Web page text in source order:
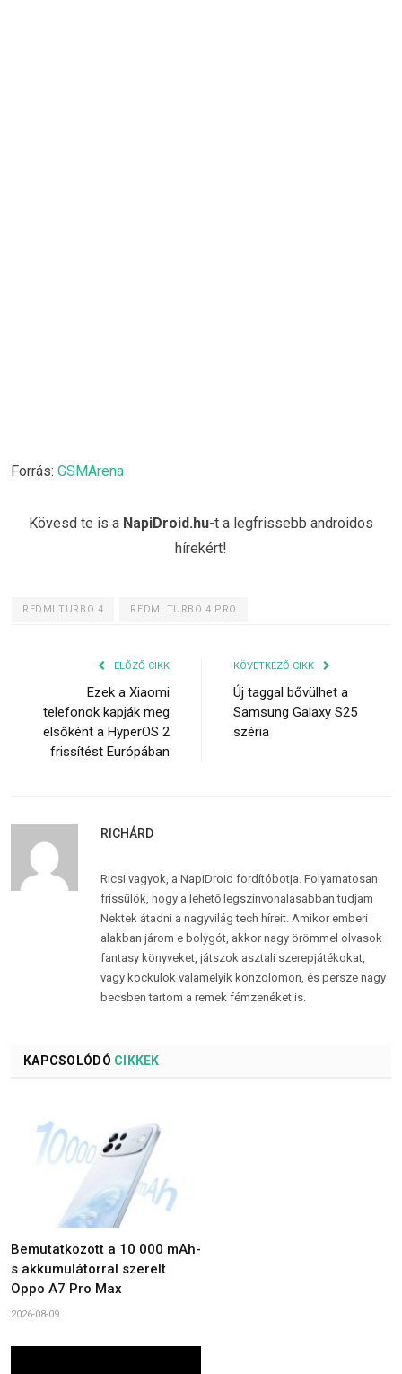
Forrás: GSMArena
Kövesd te is a NapiDroid.hu-t a legfrissebb androidos
hírekért!
REDMI TURBO 4 REDMI TURBO 4 PRO
ELŐZŐ CIKK
Ezek a Xiaomi
telefonok kapják meg
elsőként a HyperOS 2
frissítést Európában
KÖVETKEZŐ CIKK
Új taggal bővülhet a
Samsung Galaxy S25
széria
RICHÁRD
Ricsi vagyok, a NapiDroid fordítóbotja. Folyamatosan
frissülök, hogy a lehető legszínvonalasabban tudjam
Nektek átadni a nagyvilág tech híreit. Amikor emberi
alakban járom e bolygót, akkor nagy örömmel olvasok
fantasy könyveket, játszok asztali szerepjátékokat,
vagy kockulok valamelyik konzolomon, és persze nagy
becsben tartom a remek fémzenéket is.
KAPCSOLÓDÓ CIKKEK
Bemutatkozott a 10 000 mAh-
s akkumulátorral szerelt
Oppo A7 Pro Max
2026-08-09